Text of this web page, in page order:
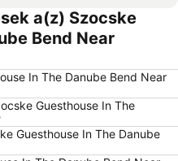
Népliget
VIII. Kerület
Lurdy Ház
Puskás Ferenc Stadion
XII. Kerület
Déli pályaudvar
a(z) Szocske
Bend Near
In The Danube Bend Near
Guesthouse In The
Guesthouse In The Danube